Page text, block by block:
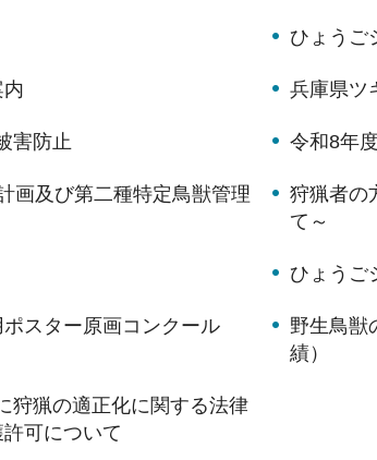
ひょうご
兵庫県ツ
害防止 令和8年
画及び第二種特定鳥獣管理
狩猟者の
て～
ひょうご
スター原画コンクール
野生鳥獣
績）
狩猟の適正化に関する法律
可について